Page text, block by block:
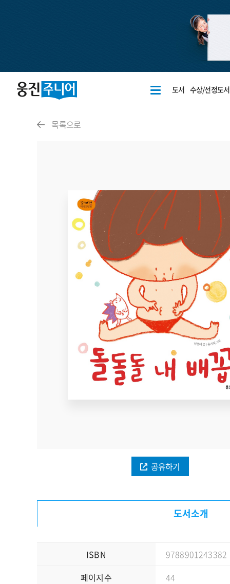
도서 수상/선정도서
목록으로
공유하기
도서소개
ISBN
9788901243382
페이지수
44